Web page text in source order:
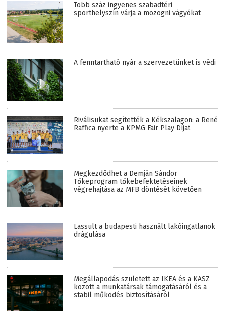
Több száz ingyenes szabadtéri
sporthelyszín várja a mozogni vágyókat
A fenntartható nyár a szervezetünket is védi
Riválisukat segítették a Kékszalagon: a René
Raffica nyerte a KPMG Fair Play Díjat
Megkezdődhet a Demján Sándor
Tőkeprogram tőkebefektetéseinek
végrehajtása az MFB döntését követően
Lassult a budapesti használt lakóingatlanok
drágulása
Megállapodás született az IKEA és a KASZ
között a munkatársak támogatásáról és a
stabil működés biztosításáról